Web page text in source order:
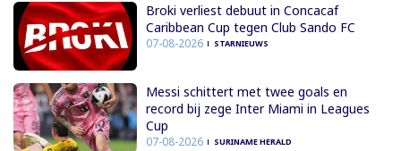
Broki verliest debuut in Concacaf
Caribbean Cup tegen Club Sando FC
07-08-2026 STARNIEUWS
Messi schittert met twee goals en
record bij zege Inter Miami in Leagues
Cup
07-08-2026 SURINAME HERALD